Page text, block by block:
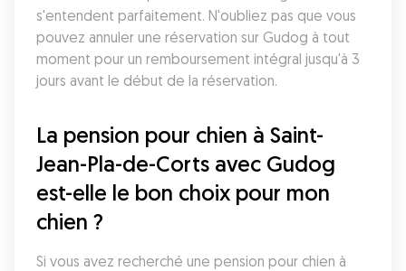
s'entendent parfaitement. N'oubliez pas que vous
pouvez annuler une réservation sur Gudog à tout
moment pour un remboursement intégral jusqu'à 3
jours avant le début de la réservation.
La pension pour chien à Saint-
Jean-Pla-de-Corts avec Gudog
est-elle le bon choix pour mon
chien ?
Si vous avez recherché une pension pour chien à